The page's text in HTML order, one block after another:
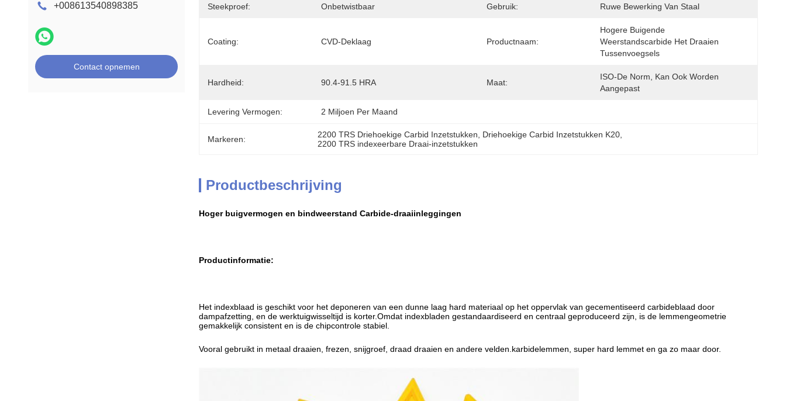
+008613540898385
Contact opnemen
Steekproef: Onbetwistbaar Gebruik: Ruwe Bewerking Van Staal
Coating: CVD-Deklaag Productnaam:
Hogere Buigende
Weerstandscarbide Het Draaien
Tussenvoegsels
Hardheid: 90.4-91.5 HRA Maat:
ISO-De Norm, Kan Ook Worden
Aangepast
Levering Vermogen: 2 Miljoen Per Maand
Markeren: 2200 TRS Driehoekige Carbid Inzetstukken Driehoekige Carbid Inzetstukken K20
2200 TRS indexeerbare Draai-inzetstukken
Productbeschrijving
Hoger buigvermogen en bindweerstand Carbide-draaiinleggingen
Productinformatie:
Het indexblaad is geschikt voor het deponeren van een dunne laag hard materiaal op het oppervlak van gecementiseerd carbideblaad door
dampafzetting, en de werktuigwisseltijd is korter.Omdat indexbladen gestandaardiseerd en centraal geproduceerd zijn, is de lemmengeometrie
gemakkelijk consistent en is de chipcontrole stabiel.
Vooral gebruikt in metaal draaien, frezen, snijgroef, draad draaien en andere velden.karbidelemmen, super hard lemmet en ga zo maar door.